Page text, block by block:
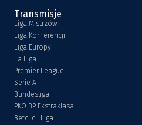
Transmisje
Liga Mistrzów
Liga Konferencji
Liga Europy
La Liga
Premier League
Serie A
Bundesliga
PKO BP Ekstraklasa
Betclic I Liga